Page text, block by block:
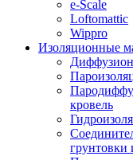
e-Scale
Loftomattic
Wippro
Изоляционные
кровель
грунтовки